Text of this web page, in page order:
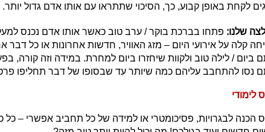
לקחת באופן קבוע, כך, הסיכוי שתתראו עם אותו אדם גדול יותר.
שלנו: פתחו בברכת בוקר / ערב טוב כאשר אותו אדם נכנס
קלה על אירועי היום – מזג האוויר, חדשות אחרונות או כל
ביום / לילה טוב ולקוות שיחזרו ביום למחרת. במידה וזה קורה,
נסו להתחבב עליהם כמה שיותר עד שבסופו של דבר תחליפו
לימודי
הכנה לבגרויות, פסיכומטרי או למידה של כל תחביב אפשרי – כל